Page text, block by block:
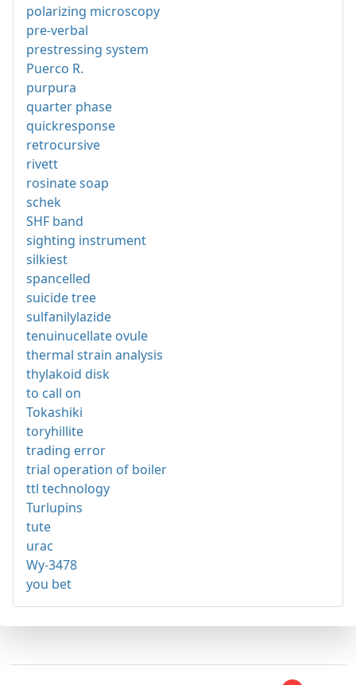
polarizing microscopy
pre-verbal
prestressing system
Puerco R.
purpura
quarter phase
quickresponse
retrocursive
rivett
rosinate soap
schek
SHF band
sighting instrument
silkiest
spancelled
suicide tree
sulfanilylazide
tenuinucellate ovule
thermal strain analysis
thylakoid disk
to call on
Tokashiki
toryhillite
trading error
trial operation of boiler
ttl technology
Turlupins
tute
urac
Wy-3478
you bet